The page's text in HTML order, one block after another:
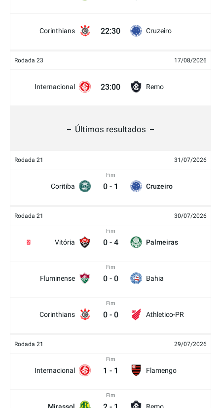
Corinthians 22:30 Cruzeiro
Rodada 23 17/08/2026
Internacional 23:00 Remo
Últimos resultados
Rodada 21 31/07/2026
Coritiba
Fim
0 - 1 Cruzeiro
Rodada 21 30/07/2026
Vitória
2
Fim
0 - 4 Palmeiras
Fluminense
Fim
0 - 0 Bahia
Corinthians
Fim
0 - 0 Athletico-PR
Rodada 21 29/07/2026
Internacional
Fim
1 - 1 Flamengo
Fim